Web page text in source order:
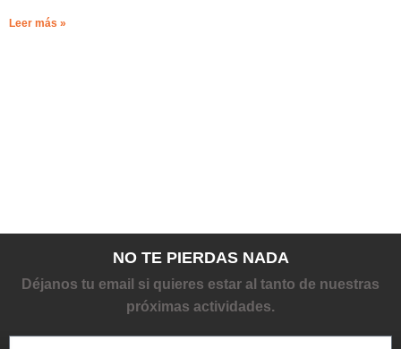
Leer más »
NO TE PIERDAS NADA
Déjanos tu email si quieres estar al tanto de nuestras
próximas actividades.